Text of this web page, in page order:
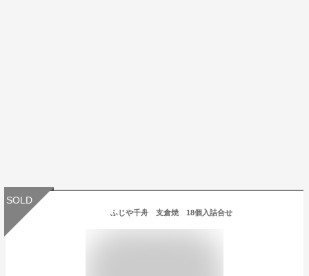
SOLD
ふじや千舟 支倉焼 18個入詰合せ